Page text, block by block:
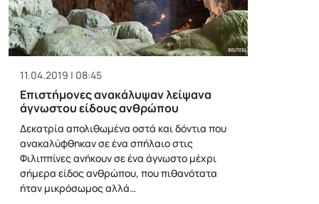
11.04.2019 | 08:45
Επιστήμονες ανακάλυψαν λείψανα
άγνωστου είδους ανθρώπου
Δεκατρία απολιθωμένα οστά και δόντια που
ανακαλύφθηκαν σε ένα σπήλαιο στις
Φιλιππίνες ανήκουν σε ένα άγνωστο μέχρι
σήμερα είδος ανθρώπου, που πιθανότατα
ήταν μικρόσωμος αλλά…